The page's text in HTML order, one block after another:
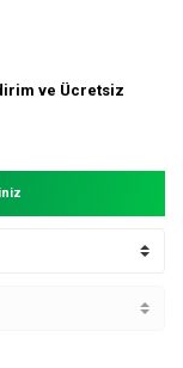
ve Ücretsiz